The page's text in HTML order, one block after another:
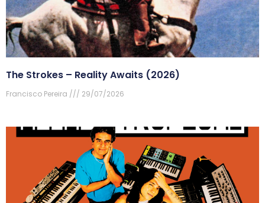
The Strokes – Reality Awaits (2026)
Francisco Pereira 29/07/2026